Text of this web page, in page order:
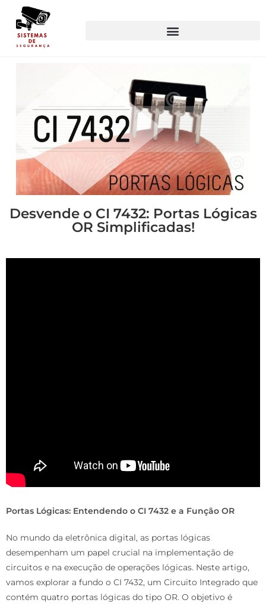
Desvende o CI 7432: Portas Lógicas
OR Simplificadas!
Portas Lógicas: Entendendo o CI 7432 e a Função OR
No mundo da eletrônica digital, as portas lógicas
desempenham um papel crucial na implementação de
circuitos e na execução de operações lógicas. Neste artigo,
vamos explorar a fundo o CI 7432, um Circuito Integrado que
contém quatro portas lógicas do tipo OR. O objetivo é